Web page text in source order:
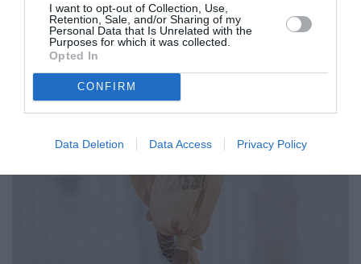
I want to opt-out of Collection, Use,
Retention, Sale, and/or Sharing of my
Personal Data that Is Unrelated with the
Purposes for which it was collected.
Opted In
CONFIRM
Data Deletion Data Access Privacy Policy